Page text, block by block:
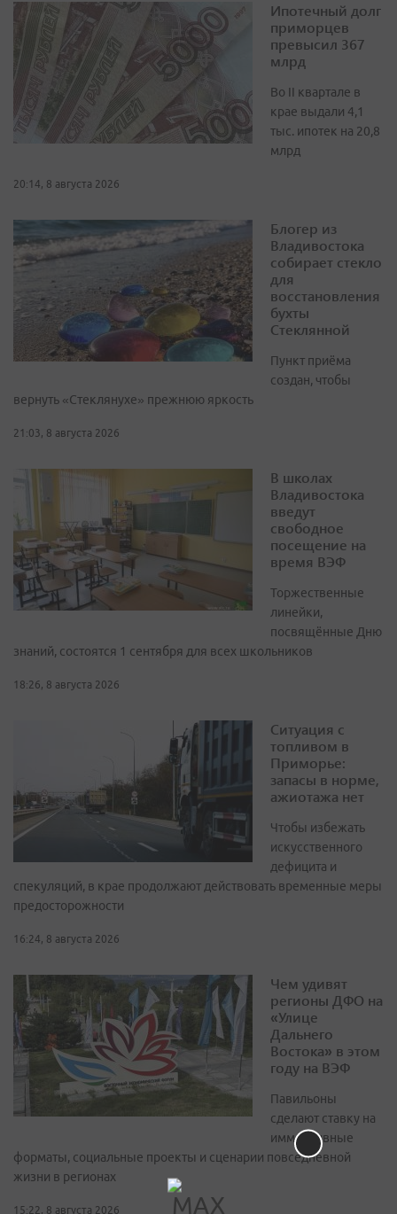
Ипотечный долг
приморцев
превысил 367
млрд
Во II квартале в
крае выдали 4,1
тыс. ипотек на 20,8
млрд
20:14, 8 августа 2026
Блогер из
Владивостока
собирает стекло
для
восстановления
бухты
Стеклянной
Пункт приёма
создан, чтобы
вернуть «Стеклянухе» прежнюю яркость
21:03, 8 августа 2026
В школах
Владивостока
введут
свободное
посещение на
время ВЭФ
Торжественные
линейки,
посвящённые Дню
знаний, состоятся 1 сентября для всех школьников
18:26, 8 августа 2026
Ситуация с
топливом в
Приморье:
запасы в норме,
ажиотажа нет
Чтобы избежать
искусственного
дефицита и
спекуляций, в крае продолжают действовать временные меры
предосторожности
16:24, 8 августа 2026
Чем удивят
регионы ДФО на
«Улице
Дальнего
Востока» в этом
году на ВЭФ
Павильоны
сделают ставку на
иммерсивные
форматы, социальные проекты и сценарии повседневной
жизни в регионах
15:22, 8 августа 2026